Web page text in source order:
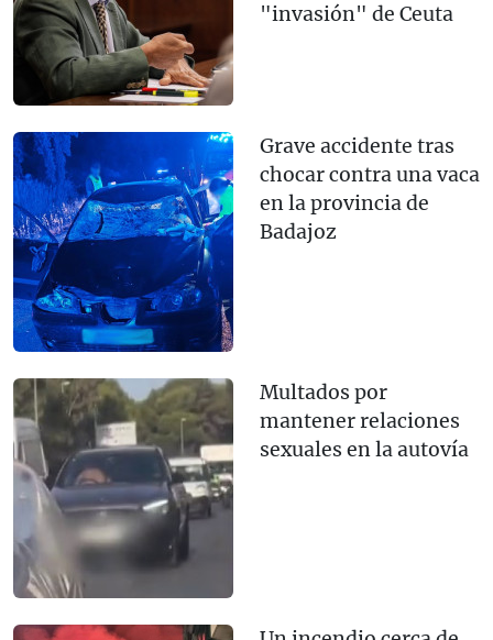
"invasión" de Ceuta
Grave accidente tras
chocar contra una vaca
en la provincia de
Badajoz
Multados por
mantener relaciones
sexuales en la autovía